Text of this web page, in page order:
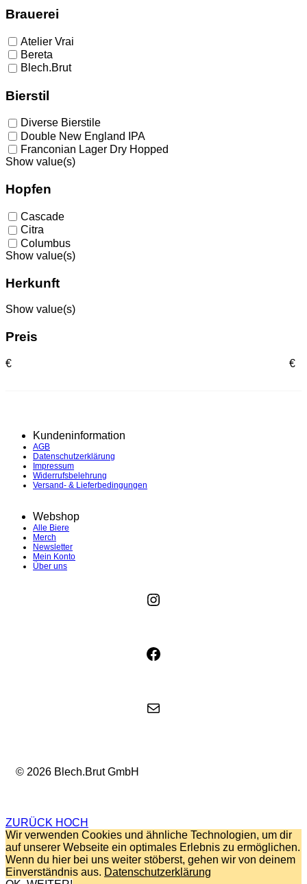
Brauerei
Atelier Vrai
Bereta
Blech.Brut
Bierstil
Diverse Bierstile
Double New England IPA
Franconian Lager Dry Hopped
Show value(s)
Hopfen
Cascade
Citra
Columbus
Show value(s)
Herkunft
Show value(s)
Preis
€ €
Kundeninformation
AGB
Datenschutzerklärung
Impressum
Widerrufsbelehrung
Versand- & Lieferbedingungen
Webshop
Alle Biere
Merch
Newsletter
Mein Konto
Über uns
Instagram
Facebook
E-Mail
© 2026 Blech.Brut GmbH
ZURÜCK HOCH
Wir verwenden Cookies und ähnliche Technologien, um dir
auf unserer Webseite ein optimales Erlebnis zu ermöglichen.
Wenn du hier bei uns weiter stöberst, gehen wir von deinem
Einverständnis aus. Datenschutzerklärung